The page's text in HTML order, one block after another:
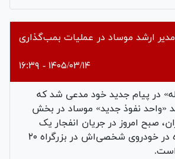
ارشد موساد در عملیات بمب‌گذاری
۱۴۰۵/۰۳/۱۴ - ۱۶:۳۹
در پیام جدید خود مدعی شد که
«واحد نفوذ جدید» موساد در بخش
صبح امروز در جریان انفجار یک
بمب کارگذاری‌شده در خودروی شخصی‌اش در بزرگراه ۲۰